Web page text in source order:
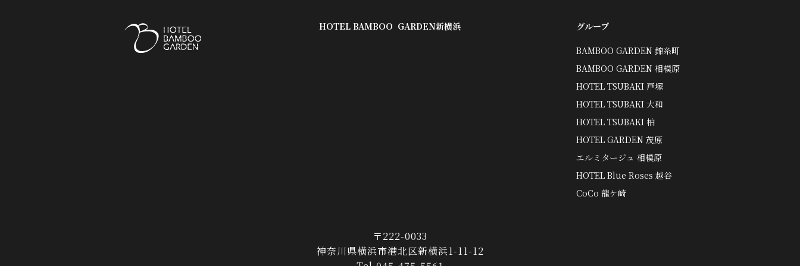
HOTEL BAMBOO GARDEN新横浜 グループ
BAMBOO GARDEN 錦糸町
BAMBOO GARDEN 相模原
HOTEL TSUBAKI 戸塚
HOTEL TSUBAKI 大和
HOTEL TSUBAKI 柏
HOTEL GARDEN 茂原
エルミタージュ 相模原
HOTEL Blue Roses 越谷
CoCo 龍ケ崎
〒222-0033
神奈川県横浜市港北区新横浜1-11-12